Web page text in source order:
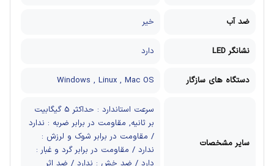
ضد آب خیر
نشانگر LED دارد
دستگاه های سازگار Windows , Linux , Mac OS
سایر مشخصات
سرعت استاندارد : حداکثر 5 گیگابیت
بر ثانیه, مقاومت در برابر ضربه : ندارد
/ مقاومت در برابر شوک و لرزش :
ندارد / مقاومت در برابر گرد و غبار :